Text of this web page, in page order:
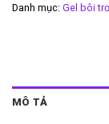
Danh mục: Gel bôi
MÔ TẢ